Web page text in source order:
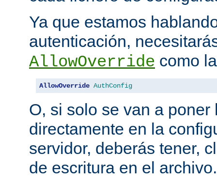
Ya que estamos
autenticación,
AllowOverride como
AllowOverride AuthConfig
O, si solo se van a poner
directamente en la
servidor, deberás tener,
de escritura en el archivo.